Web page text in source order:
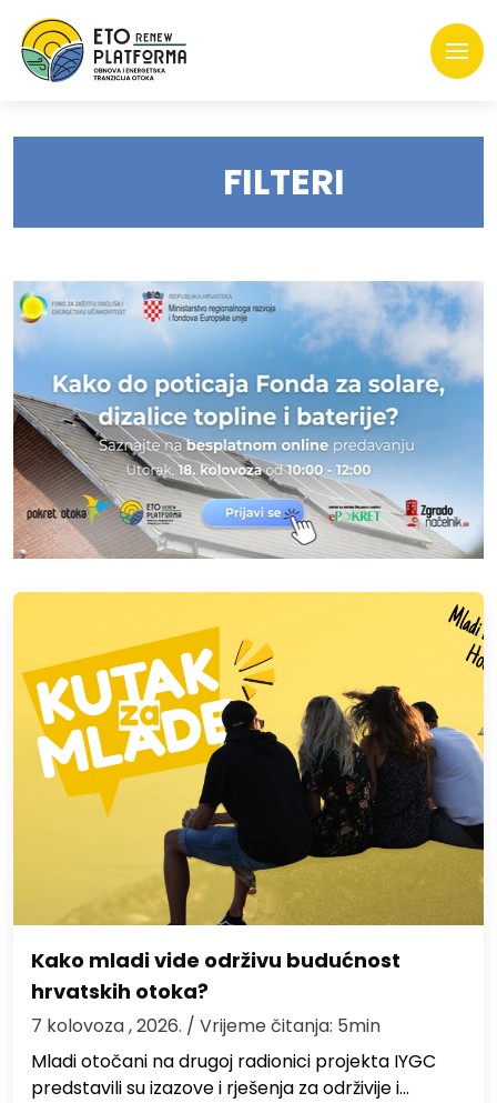
FILTERI
Kako mladi vide održivu budućnost
hrvatskih otoka?
7 kolovoza , 2026. / Vrijeme čitanja: 5min
Mladi otočani na drugoj radionici projekta IYGC
predstavili su izazove i rješenja za održivije i…